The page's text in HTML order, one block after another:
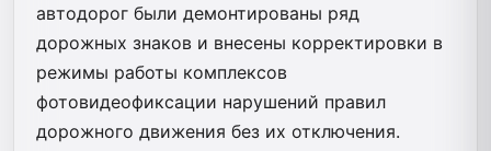
автодорог были демонтированы ряд
дорожных знаков и внесены корректировки в
режимы работы комплексов
фотовидеофиксации нарушений правил
дорожного движения без их отключения.